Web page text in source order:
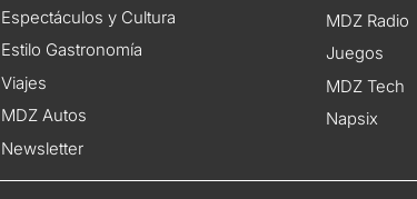
Espectáculos y Cultura
Estilo Gastronomía
Viajes
MDZ Autos
Newsletter
MDZ Radio
Juegos
MDZ Tech
Napsix